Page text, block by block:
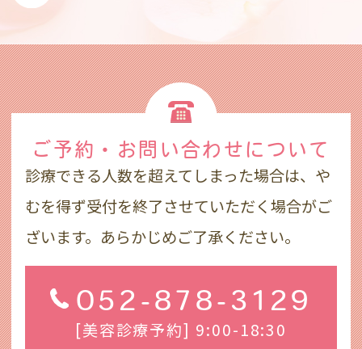
ご予約・お問い合わせ について
診療できる人数を超えてしまった場合は、や
むを得ず受付を終了させていただく場合がご
ざいます。あらかじめご了承ください。
052-878-3129
[美容診療予約] 9:00-18:30